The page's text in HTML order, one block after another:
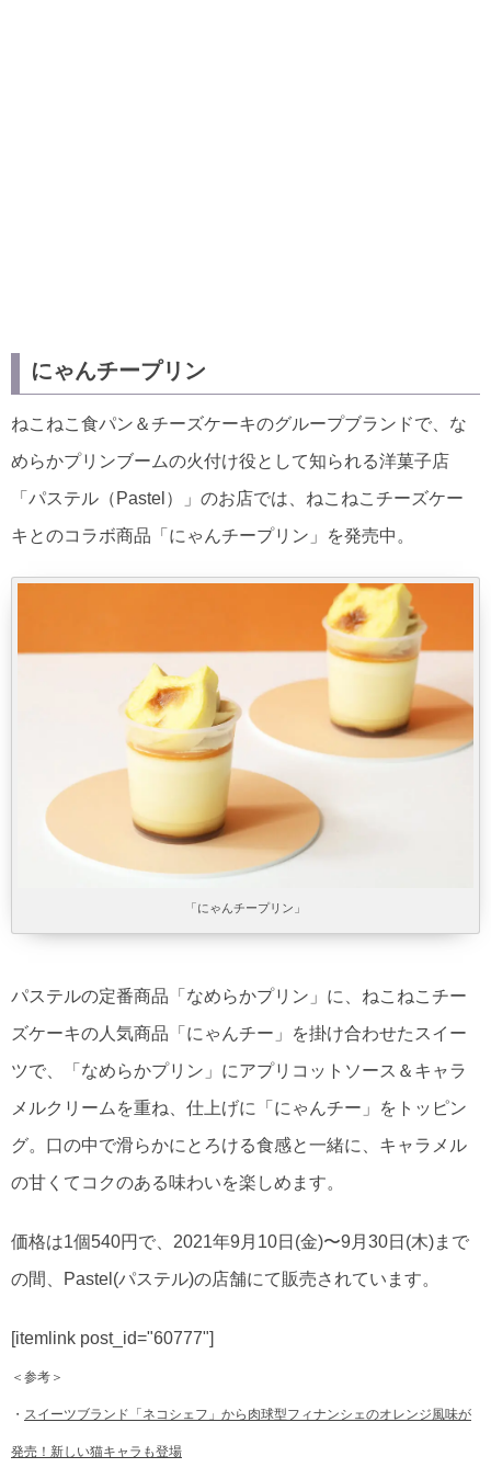
にゃんチープリン
ねこねこ食パン＆チーズケーキのグループブランドで、な
めらかプリンブームの火付け役として知られる洋菓子店
「パステル（Pastel）」のお店では、ねこねこチーズケー
キとのコラボ商品「にゃんチープリン」を発売中。
「にゃんチープリン」
パステルの定番商品「なめらかプリン」に、ねこねこチー
ズケーキの人気商品「にゃんチー」を掛け合わせたスイー
ツで、「なめらかプリン」にアプリコットソース＆キャラ
メルクリームを重ね、仕上げに「にゃんチー」をトッピン
グ。口の中で滑らかにとろける食感と一緒に、キャラメル
の甘くてコクのある味わいを楽しめます。
価格は1個540円で、2021年9月10日(金)〜9月30日(木)まで
の間、Pastel(パステル)の店舗にて販売されています。
[itemlink post_id="60777"]
＜参考＞
・ スイーツブランド「ネコシェフ」から肉球型フィナンシェのオレンジ風味が
発売！新しい猫キャラも登場